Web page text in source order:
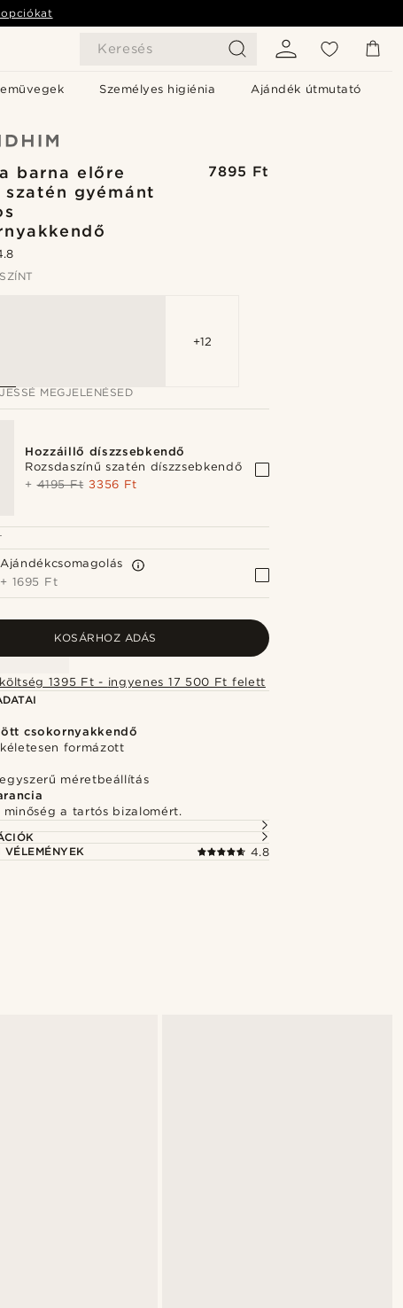
Keresés
Személyes higiénia Ajándék útmutató
barna előre
gyémánt
7895 Ft
+12
MEGJELENÉSED
Hozzáillő díszzsebkendő
Rozsdaszínű szatén díszzsebkendő
+4195 Ft 3356 Ft
Ajándékcsomagolás
+ 1695 Ft
KOSÁRHOZ ADÁS
Szállítási költség 1395 Ft - ingyenes 17 500 Ft felett
csokornyakkendő
formázott
méretbeállítás
minőség a tartós bizalomért.
VÉLEMÉNYEK
4.8